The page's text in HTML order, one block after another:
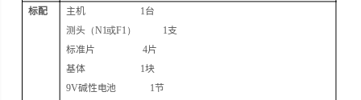
标配 主机 1台
测头 （N1或F1 ） 1支
标准片 4片
基体 1块
9V碱性电池 1节